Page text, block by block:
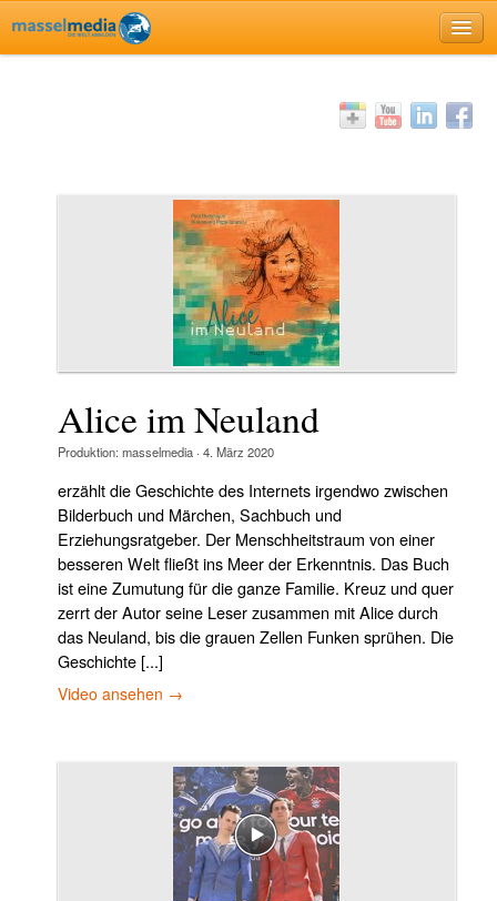
Projekte
Mikese
Der Urfelder Kreis
Wallfahrt
Kontakt
Alice im Neuland
Produktion: masselmedia· 4. März 2020
erzählt die Geschichte des Internets irgendwo zwischen
Bilderbuch und Märchen, Sachbuch und
Erziehungsratgeber. Der Mensch­heitstraum von einer
besseren Welt fließt ins Meer der Erkenntnis. Das Buch
ist eine Zumutung für die ganze Familie. Kreuz und quer
zerrt der Autor seine Leser zusammen mit Alice durch
das Neuland, bis die grauen Zellen Funken sprühen. Die
Geschichte [...]
Video ansehen →